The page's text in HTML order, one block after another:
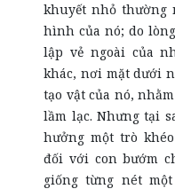
khuyết nhỏ thường
hình của nó; do
lập vẻ ngoài của
khác, nơi mặt dưới
tạo vật của nó,
lầm lạc. Nhưng tại
hưởng một trò
đối với con bướm
giống từng nét